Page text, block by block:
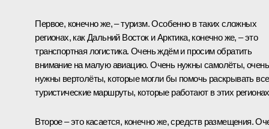
Первое, конечно же, – туризм. Особенно в таких сложных
регионах, как Дальний Восток и Арктика, конечно же, – это
транспортная логистика. Очень ждём и просим обратить
внимание на малую авиацию. Очень нужны самолёты, очень
нужны вертолёты, которые могли бы помочь раскрывать
туристические маршруты, которые работают в этих
Второе – это касается, конечно же, средств размещения.